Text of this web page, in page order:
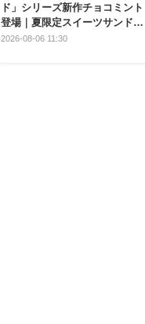
ド」シリーズ新作チョコミント
登場｜夏限定スイーツサンドの
爽快な魅力
2026-08-06 11:30